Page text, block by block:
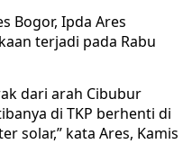
Bogor, Ipda Ares
terjadi pada Rabu
dari arah Cibubur
di TKP berhenti di
solar,” kata Ares, Kamis